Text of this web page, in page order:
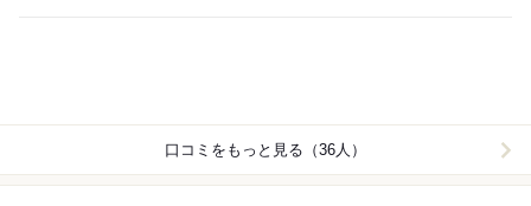
口コミをもっと見る（36人）